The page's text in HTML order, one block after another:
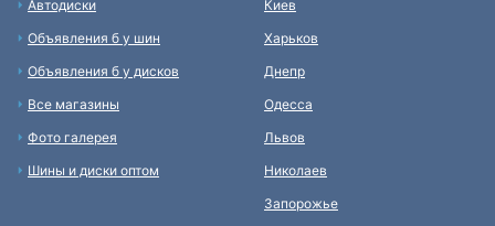
Автодиски
Объявления б у шин
Объявления б у дисков
Все магазины
Фото галерея
Шины и диски оптом
Киев
Харьков
Днепр
Одесса
Львов
Николаев
Запорожье